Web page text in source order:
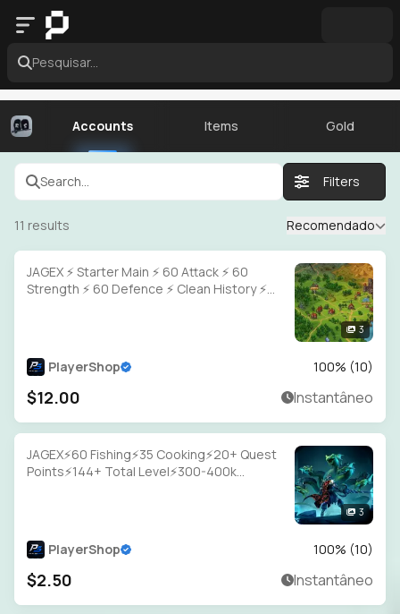
Pesquisar...
Accounts Items Gold
Search... Filters
11 results Recomendado
JAGEX ⚡ Starter Main ⚡ 60 Attack ⚡ 60
Strength ⚡ 60 Defence ⚡ Clean History ⚡
3
PlayerShop 100% (10)
$12.00 Instantâneo
JAGEX⚡60 Fishing⚡35 Cooking⚡20+ Quest
Points⚡144+ Total Level⚡300-400k
3
PlayerShop 100% (10)
$2.50 Instantâneo